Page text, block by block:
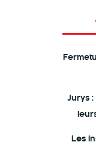
Jurys
Les